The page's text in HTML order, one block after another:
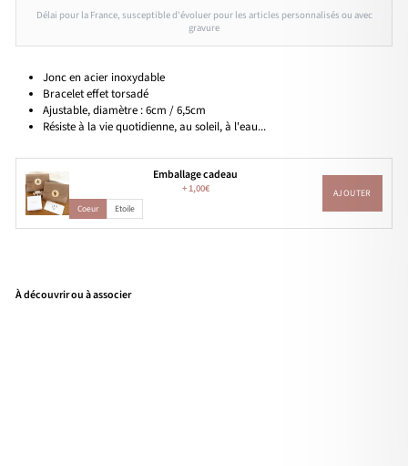
Délai pour la France, susceptible d'évoluer pour les articles personnalisés ou avec
gravure
Jonc en acier inoxydable
Bracelet effet torsadé
Ajustable, diamètre : 6cm / 6,5cm
Résiste à la vie quotidienne, au soleil, à l'eau...
Emballage cadeau
+1,00€
Coeur Etoile
AJOUTER
À découvrir ou à associer